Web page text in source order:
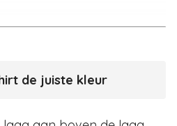
de juiste kleur